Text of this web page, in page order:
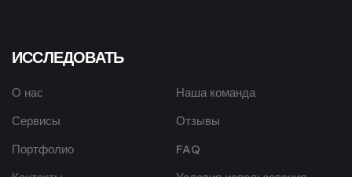
ИССЛЕДОВАТЬ
О нас
Наша команда
Сервисы
Отзывы
Портфолио
FAQ